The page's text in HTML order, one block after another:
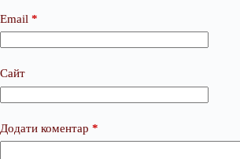
Email *
Сайт
Додати коментар *